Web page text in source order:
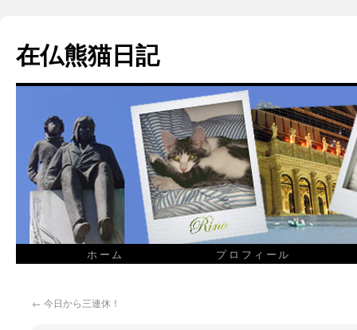
在仏熊猫日記
ホーム プロフィール
← 今日から三連休！